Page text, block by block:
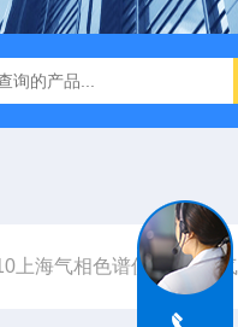
谱仪厂家
上海气相色谱仪 gc7910